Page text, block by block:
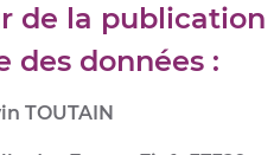
de la publication
des données :
TOUTAIN